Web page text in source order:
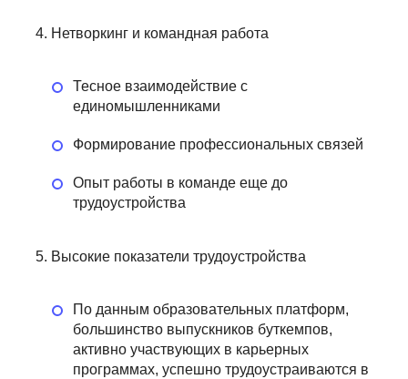
Нетворкинг и командная работа
Тесное взаимодействие с
единомышленниками
Формирование профессиональных связей
Опыт работы в команде еще до
трудоустройства
Высокие показатели трудоустройства
По данным образовательных платформ,
большинство выпускников буткемпов,
активно участвующих в карьерных
программах, успешно трудоустраиваются в